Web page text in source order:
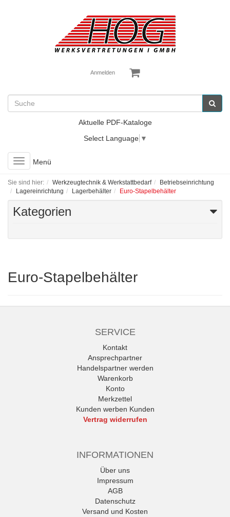
Anmelden
Aktuelle PDF-Kataloge
Select Language ▼
Toggle
navigation
Menü
Sie sind hier: Werkzeugtechnik & Werkstattbedarf
Betriebseinrichtung
Lagereinrichtung
Lagerbehälter Euro-Stapelbehälter
Kategorien
Euro-Stapelbehälter
SERVICE
Kontakt
Ansprechpartner
Handelspartner werden
Warenkorb
Konto
Merkzettel
Kunden werben Kunden
Vertrag widerrufen
INFORMATIONEN
Über uns
Impressum
AGB
Datenschutz
Versand und Kosten